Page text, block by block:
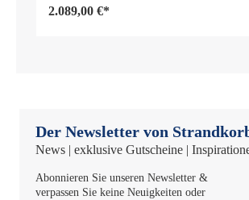
2.089,00 €*
Der Newsletter von
News | exklusive Gutscheine |
Abonnieren Sie unseren Newsletter &
verpassen Sie keine Neuigkeiten oder